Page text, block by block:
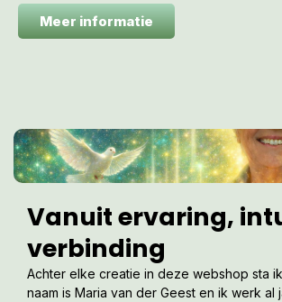
Meer informatie
Vanuit ervaring,
verbinding
Achter elke creatie in deze webshop sta
naam is Maria van der Geest en ik werk al